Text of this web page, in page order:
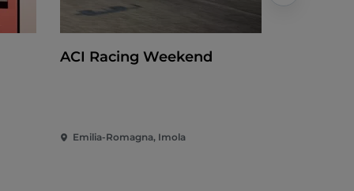
ACI Racing Weekend
Emilia-Romagna, Imola